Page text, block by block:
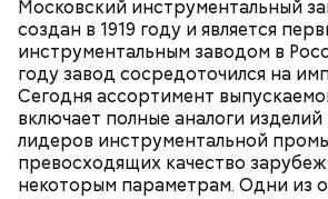
Московский инструментальный
создан в 1919 году и является
инструментальным заводом в
году завод сосредоточился на
Сегодня ассортимент
включает полные аналоги
лидеров инструментальной
превосходящих качество
некоторым параметрам. Одни из
Внутри Мавзолея находится
покоится тело Ленина. Он
красных тонах. Тело Владимира
подсвечивают 14 лампочек
которые придают коже
позволяет Ленину выглядеть
Также в саркофаге постоянно
температурой +16 градусов.